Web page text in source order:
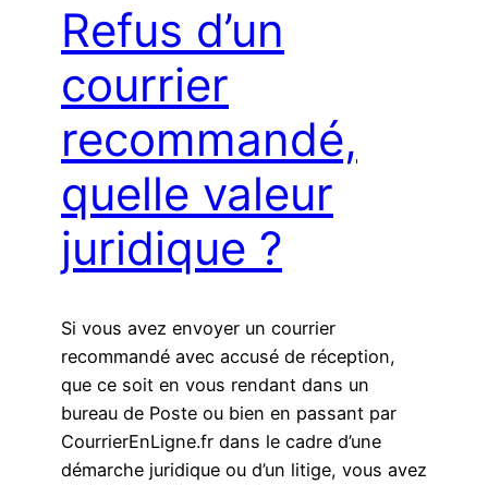
Refus d’un
courrier
recommandé,
quelle valeur
juridique ?
Si vous avez envoyer un courrier
recommandé avec accusé de réception,
que ce soit en vous rendant dans un
bureau de Poste ou bien en passant par
CourrierEnLigne.fr dans le cadre d’une
démarche juridique ou d’un litige, vous avez